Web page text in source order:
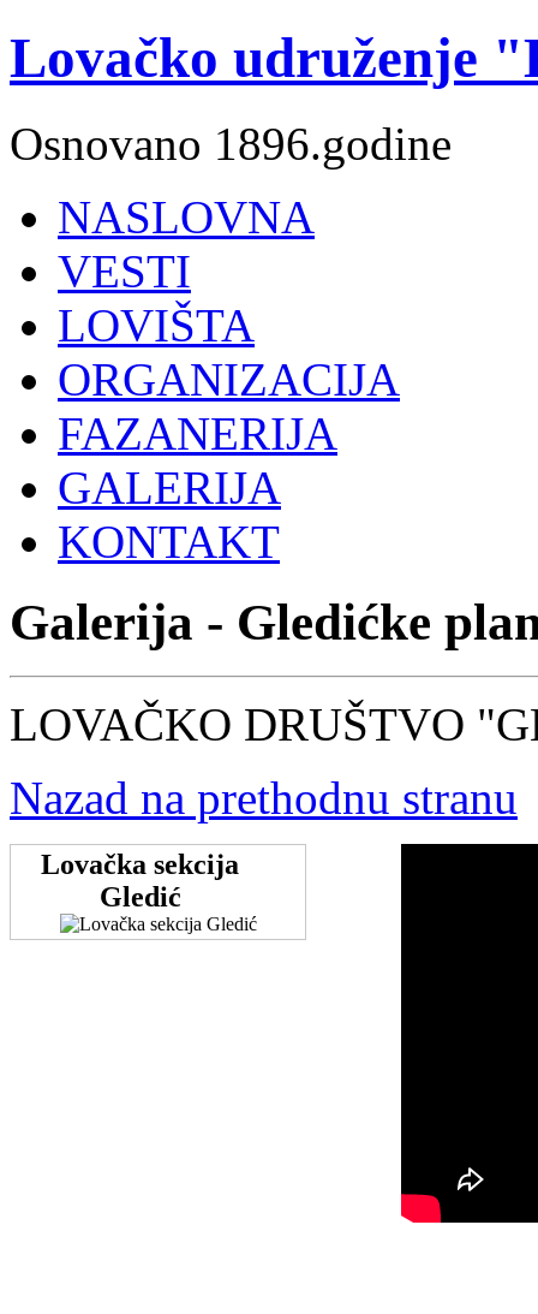
Lovačko udruženje
Osnovano 1896.godine
NASLOVNA
VESTI
LOVIŠTA
ORGANIZACIJA
FAZANERIJA
GALERIJA
KONTAKT
Galerija - Gledićke
LOVAČKO DRUŠTVO
Nazad na prethodnu stranu
Lovačka sekcija
Gledić